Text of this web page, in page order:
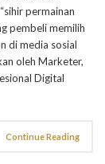
permainan
pembeli memilih
di media sosial
oleh Marketer,
Digital
Continue Reading